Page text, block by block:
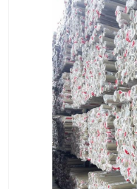
UPVC电力通讯管
联塑PVC管
联塑PE管